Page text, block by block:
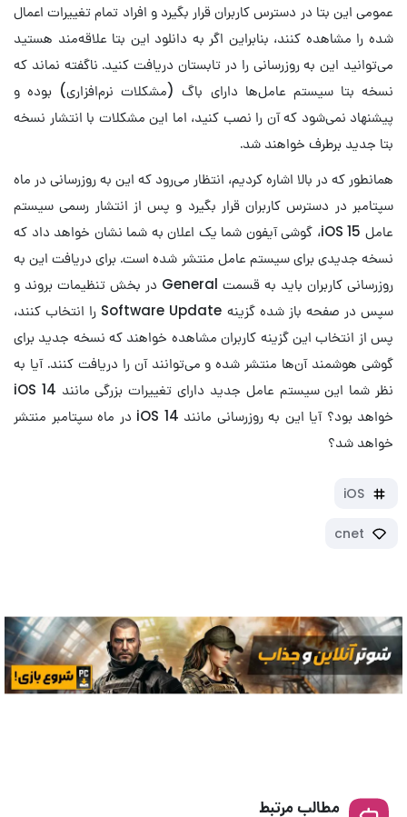
عمومی این بتا در دسترس کاربران قرار بگیرد و افراد تمام تغییرات اعمال
شده را مشاهده کنند، بنابراین اگر به دانلود این بتا علاقه‌مند هستید
می‌توانید این به روزرسانی را در تابستان دریافت کنید. ناگفته نماند که
نسخه بتا سیستم عامل‌ها دارای باگ (مشکلات نرم‌افزاری) بوده و
پیشنهاد نمی‌شود که آن را نصب کنید، اما این مشکلات با انتشار نسخه
بتا جدید برطرف خواهند شد.
همانطور که در بالا اشاره کردیم، انتظار می‌رود که این به روزرسانی در ماه
سپتامبر در دسترس کاربران قرار بگیرد و پس از انتشار رسمی سیستم
عامل iOS 15، گوشی آیفون شما یک اعلان به شما نشان خواهد داد که
نسخه جدیدی برای سیستم عامل منتشر شده است. برای دریافت این به
روزرسانی کاربران باید به قسمت General در بخش تنظیمات بروند و
سپس در صفحه باز شده گزینه Software Update را انتخاب کنند،
پس از انتخاب این گزینه کاربران مشاهده خواهند که نسخه جدید برای
گوشی هوشمند آن‌ها منتشر شده و می‌توانند آن را دریافت کنند. آیا به
نظر شما این سیستم عامل جدید دارای تغییرات بزرگی مانند iOS 14
خواهد بود؟ آیا این به روزرسانی مانند iOS 14 در ماه سپتامبر منتشر
خواهد شد؟
iOS
cnet
مطالب مرتبط